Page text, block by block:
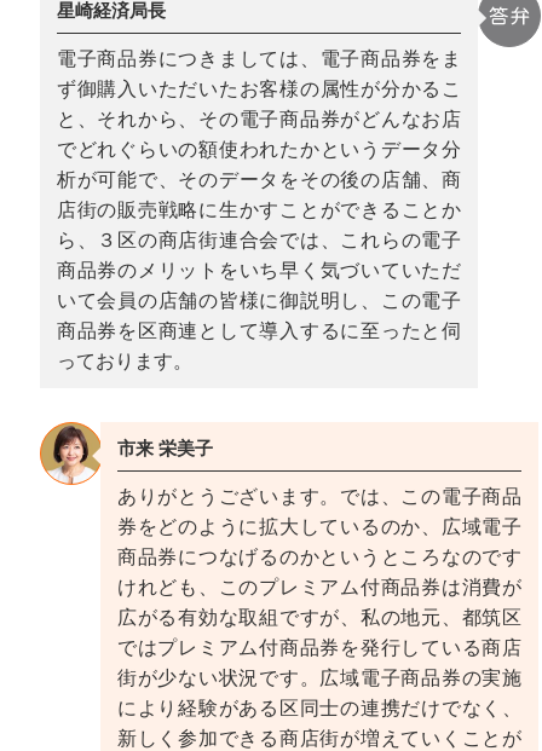
星崎経済局長
電子商品券につきましては、電子商品券をま
ず御購入いただいたお客様の属性が分かるこ
と、それから、その電子商品券がどんなお店
でどれぐらいの額使われたかというデータ分
析が可能で、そのデータをその後の店舗、商
店街の販売戦略に生かすことができることか
ら、３区の商店街連合会では、これらの電子
商品券のメリットをいち早く気づいていただ
いて会員の店舗の皆様に御説明し、この電子
商品券を区商連として導入するに至ったと伺
っております。
市来 栄美子
ありがとうございます。では、この電子商品
券をどのように拡大しているのか、広域電子
商品券につなげるのかというところなのです
けれども、このプレミアム付商品券は消費が
広がる有効な取組ですが、私の地元、都筑区
ではプレミアム付商品券を発行している商店
街が少ない状況です。広域電子商品券の実施
により経験がある区同士の連携だけでなく、
新しく参加できる商店街が増えていくことが